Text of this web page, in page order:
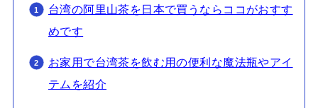
台湾の阿里山茶を日本で買うならココがおすす
めです
お家用で台湾茶を飲む用の便利な魔法瓶やアイ
テムを紹介